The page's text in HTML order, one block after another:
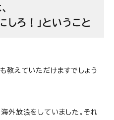
しろ！」ということ
教えていただけますでしょう
外放浪をしていました。それ